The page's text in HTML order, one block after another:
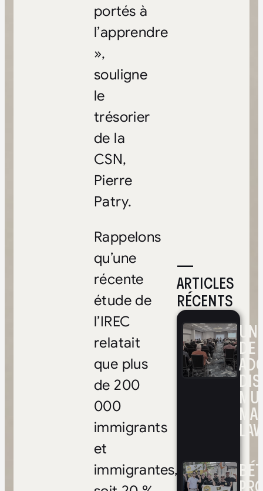
—
ARTICLES
RÉCENTS
DE
portés à
l’apprendre
»,
souligne
le
trésorier
de la
CSN,
Pierre
Patry.
Rappelons
qu’une
récente
étude de
l’IREC
relatait
que plus
de 200
000
immigrants
et
immigrantes,